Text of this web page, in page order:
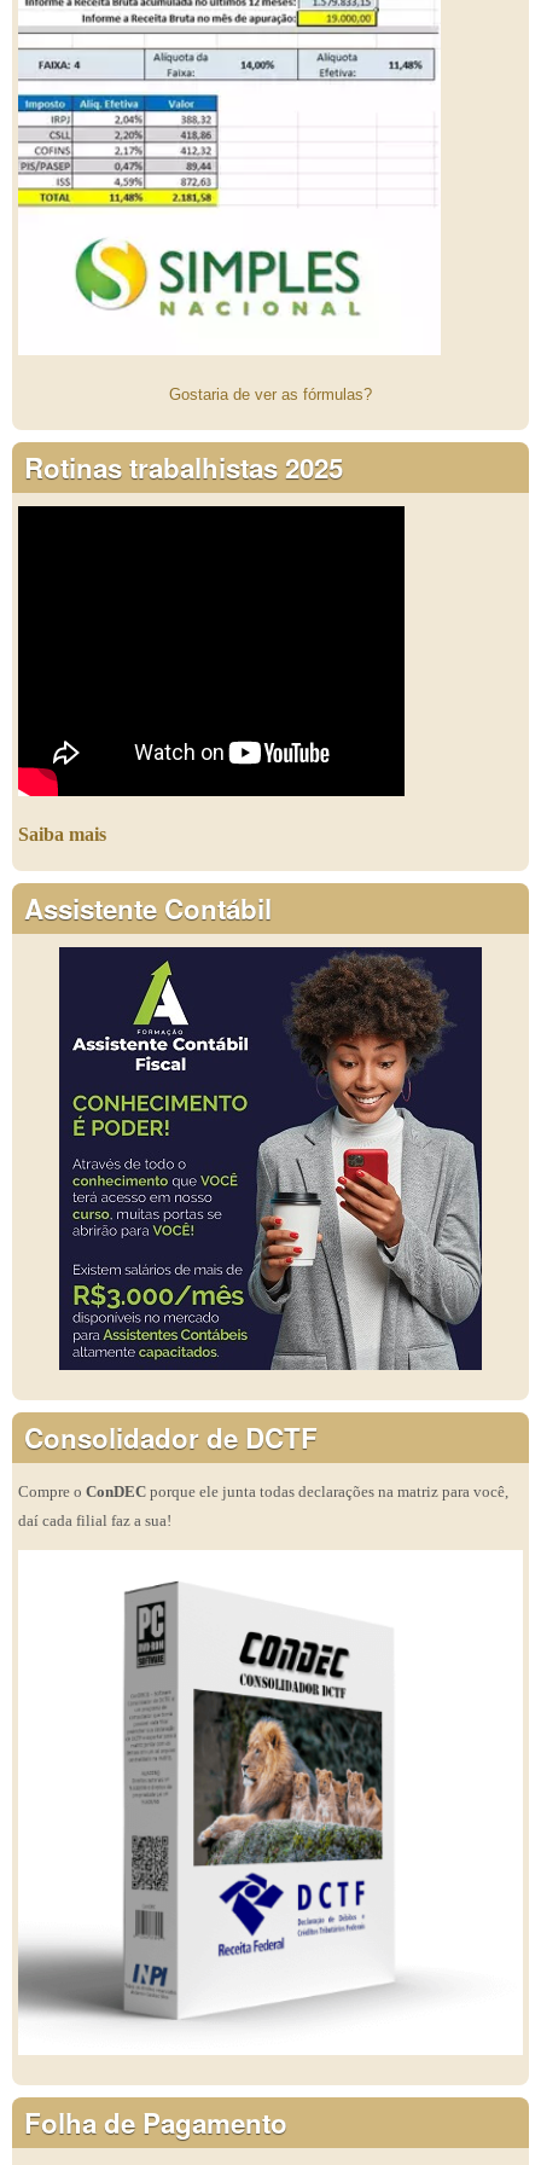
Gostaria de ver as fórmulas?
Rotinas trabalhistas 2025
Saiba mais
Assistente Contábil
Consolidador de DCTF
Compre o ConDEC porque ele junta todas declarações na matriz para você,
daí cada filial faz a sua!
Folha de Pagamento